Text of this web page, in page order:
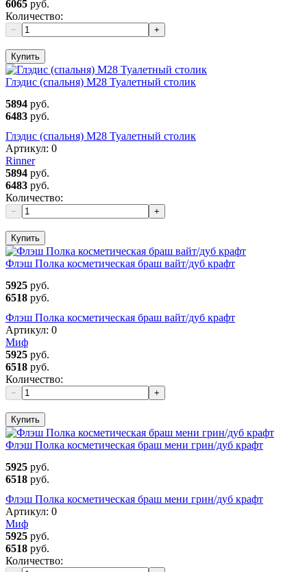
6065 руб.
Количество:
− +
Купить
Глэдис (спальня) М28 Туалетный столик
5894 руб.
6483 руб.
Глэдис (спальня) М28 Туалетный столик
Артикул: 0
Rinner
5894 руб.
6483 руб.
Количество:
− +
Купить
Флэш Полка косметическая браш вайт/дуб крафт
5925 руб.
6518 руб.
Флэш Полка косметическая браш вайт/дуб крафт
Артикул: 0
Миф
5925 руб.
6518 руб.
Количество:
− +
Купить
Флэш Полка косметическая браш мени грин/дуб крафт
5925 руб.
6518 руб.
Флэш Полка косметическая браш мени грин/дуб крафт
Артикул: 0
Миф
5925 руб.
6518 руб.
Количество: